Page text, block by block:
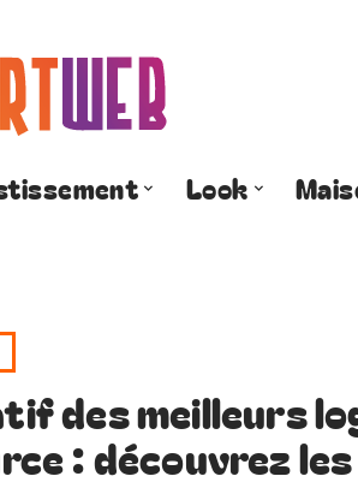
Look
des meilleurs
: découvrez